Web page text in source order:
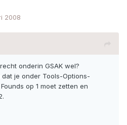
2008
onderin GSAK wel?
je onder Tools-Options-
op 1 moet zetten en